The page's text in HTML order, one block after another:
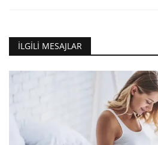
İLGILI MESAJLAR